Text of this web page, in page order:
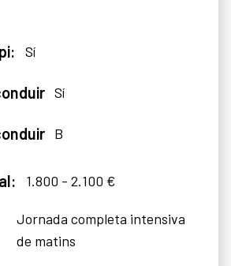
Sí
Sí
B
1.800 - 2.100 €
Jornada completa intensiva
de matins